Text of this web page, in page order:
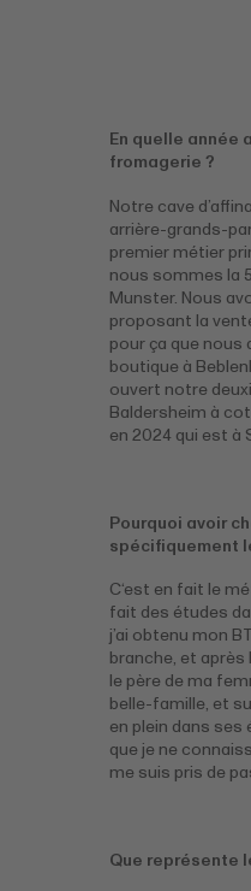
En quelle année
fromagerie ?
Notre cave
arrière-grands-
premier métier
nous sommes la
Munster. Nous
proposant la
pour ça que
boutique à
ouvert notre
Baldersheim à
en 2024 qui est à
Pourquoi avoir
spécifiquement
C‘est en fait le
fait des études
j’ai obtenu mon
branche, et
le père de ma
belle-famille, et
en plein dans ses
que je ne
me suis pris de
Que représente